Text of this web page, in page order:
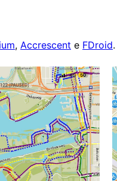
, Accrescent e FDroid.